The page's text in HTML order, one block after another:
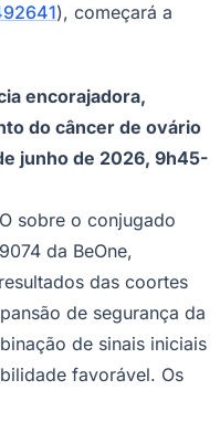
), começará a
encorajadora,
do câncer de ovário
junho de 2026, 9h45-
sobre o conjugado
da BeOne,
das coortes
de segurança da
de sinais iniciais
favorável. Os